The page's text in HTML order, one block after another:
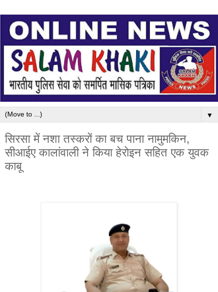
▼
सिरसा में नशा तस्करों का बच पाना नामुमकिन,
सीआईए कालांवाली ने किया हेरोइन सहित एक युवक
काबू